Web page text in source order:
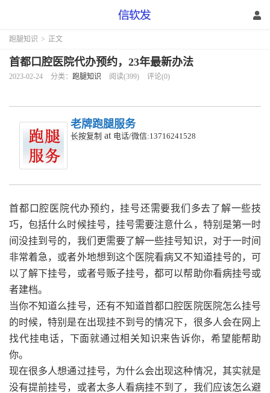
跑腿知识 > 正文
首都口腔医院代办预约，23年最新办法
2023-02-24 分类： 跑腿知识 阅读(399) 评论(0)
老牌跑腿服务
长按复制 at 电话/微信:13716241528
首都口腔医院代办预约，挂号还需要我们多去了解一些技
巧，包括什么时候挂号，挂号需要注意什么，特别是第一时
间没挂到号的，我们更需要了解一些挂号知识，对于一时间
非常着急，或者外地想到这个医院看病又不知道挂号的，可
以了解下挂号，或者号贩子挂号，都可以帮助你看病挂号或
者建档。
当你不知道么挂号，还有不知道首都口腔医院医院怎么挂号
的时候，特别是在出现挂不到号的情况下，很多人会在网上
找代挂电话，下面就通过相关知识来告诉你，希望能帮助
你。
现在很多人想通过挂号，为什么会出现这种情况，其实就是
没有提前挂号，或者太多人看病挂不到了，我们应该怎么避